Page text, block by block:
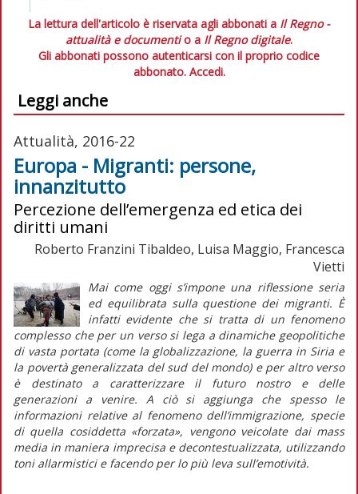
La lettura dell'articolo è riservata agli abbonati a Il Regno -
attualità e documentio a Il Regno digitale.
Gli abbonati possono autenticarsi con il proprio codice
abbonato. Accedi.
Leggi anche
Attualità, 2016-22
Europa - Migranti: persone,
innanzitutto
Percezione dell’emergenza ed etica dei
diritti umani
Roberto Franzini Tibaldeo, Luisa Maggio, Francesca
Vietti
Mai come oggi s’impone una riflessione seria
ed equilibrata sulla questione dei migranti. È
infatti evidente che si tratta di un fenomeno
complesso che per un verso si lega a dinamiche geopolitiche
di vasta portata (come la globalizzazione, la guerra in Siria e
la povertà generalizzata del sud del mondo) e per altro verso
è destinato a caratterizzare il futuro nostro e delle
generazioni a venire. A ciò si aggiunga che spesso le
informazioni relative al fenomeno dell’immigrazione, specie
di quella cosiddetta «forzata», vengono veicolate dai mass
media in maniera imprecisa e decontestualizzata, utilizzando
toni allarmistici e facendo per lo più leva sull’emotività.